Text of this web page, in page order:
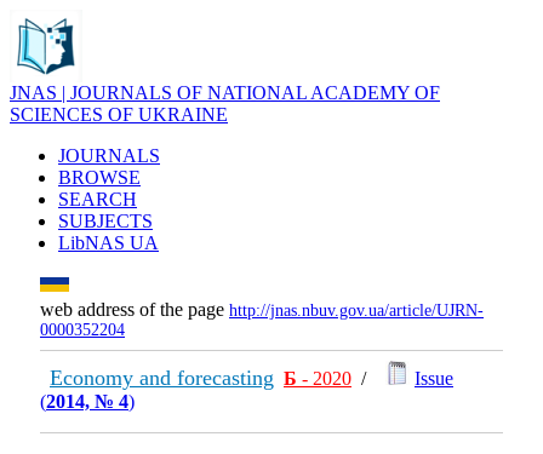
JNAS | JOURNALS OF NATIONAL ACADEMY OF
SCIENCES OF UKRAINE
JOURNALS
BROWSE
SEARCH
SUBJECTS
LibNAS UA
web address of the page http://jnas.nbuv.gov.ua/article/UJRN-
0000352204
Economy and forecasting Б - 2020 /
Issue
(2014, № 4)